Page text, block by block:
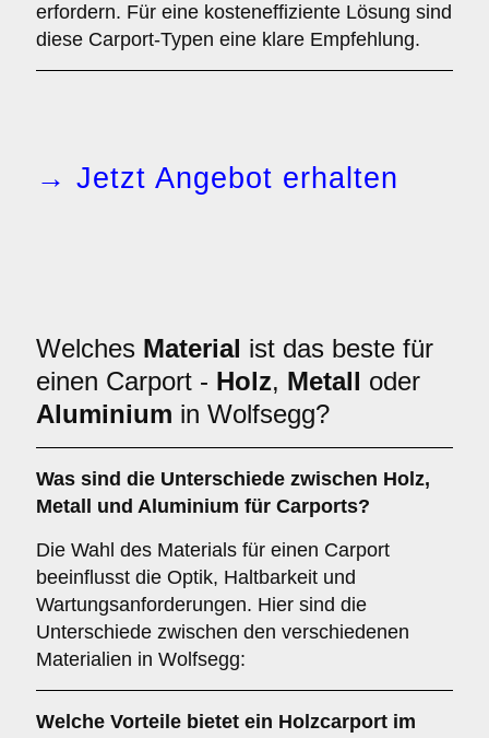
erfordern. Für eine kosteneffiziente Lösung sind
diese Carport-Typen eine klare Empfehlung.
→ Jetzt Angebot erhalten
Welches Material ist das beste für
einen Carport - Holz, Metall oder
Aluminium in Wolfsegg?
Was sind die Unterschiede zwischen Holz,
Metall
und Aluminium für Carports?
Die Wahl des Materials für einen Carport
beeinflusst die Optik, Haltbarkeit und
Wartungsanforderungen. Hier sind die
Unterschiede zwischen den verschiedenen
Materialien in Wolfsegg:
Welche Vorteile bietet ein Holzcarport im